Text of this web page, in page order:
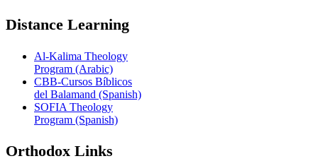
Distance Learning
Al-Kalima Theology
Program (Arabic)
CBB-Cursos Bíblicos
del Balamand (Spanish)
SOFIA Theology
Program (Spanish)
Orthodox Links